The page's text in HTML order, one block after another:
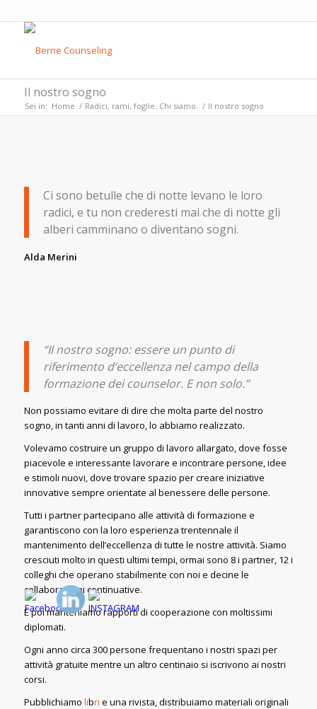
Il nostro sogno
Sei in: Home / Radici, rami, foglie. Chi siamo. / Il nostro sogno
Ci sono betulle che di notte levano le loro
radici, e tu non crederesti mai che di notte gli
alberi camminano o diventano sogni.
Alda Merini
“Il nostro sogno: essere un punto di
riferimento d’eccellenza nel campo della
formazione dei counselor. E non solo.”
Non possiamo evitare di dire che molta parte del nostro
sogno, in tanti anni di lavoro, lo abbiamo realizzato.
Volevamo costruire un gruppo di lavoro allargato, dove fosse
piacevole e interessante lavorare e incontrare persone, idee
e stimoli nuovi, dove trovare spazio per creare iniziative
innovative sempre orientate al benessere delle persone.
Tutti i partner partecipano alle attività di formazione e
garantiscono con la loro esperienza trentennale il
mantenimento dell’eccellenza di tutte le nostre attività. Siamo
cresciuti molto in questi ultimi tempi, ormai sono 8 i partner, 12 i
colleghi che operano stabilmente con noi e decine le
collaborazioni continuative.
E poi manteniamo rapporti di cooperazione con moltissimi
diplomati.
Ogni anno circa 300 persone frequentano i nostri spazi per
attività gratuite mentre un altro centinaio si iscrivono ai nostri
corsi.
Pubblichiamo libri e una rivista, distribuiamo materiali originali